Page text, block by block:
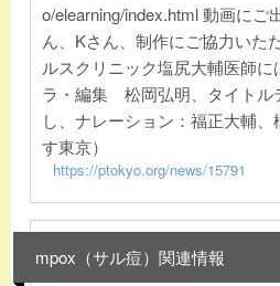
o/elearning/index.html 動画にご
ん、Kさん、制作にご協力いた
ルスクリニック塩尻大輔医師に
ラ・編集 松岡弘明、タイトル
し、ナレーション：福正大輔
す東京）
https://ptokyo.org/news/15791
mpox（サル痘）関連情報